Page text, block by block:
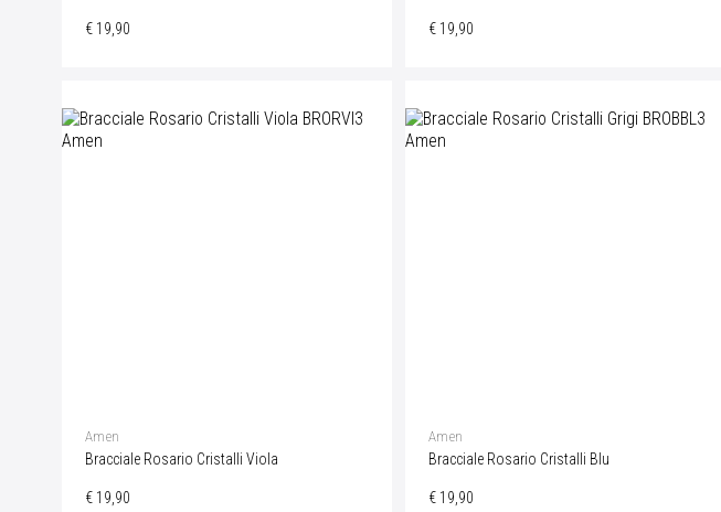
€ 19,90 € 19,90
Amen
Bracciale Rosario Cristalli Viola
€ 19,90
Amen
Bracciale Rosario Cristalli Blu
€ 19,90